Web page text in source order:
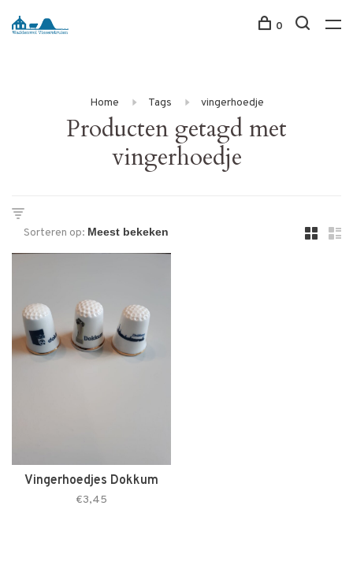
0
Home Tags vingerhoedje
Producten getagd met
vingerhoedje
Sorteren op:
Vingerhoedjes Dokkum
€3,45